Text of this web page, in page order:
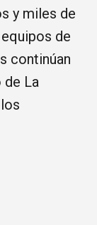
y miles de
de
continúan
de La